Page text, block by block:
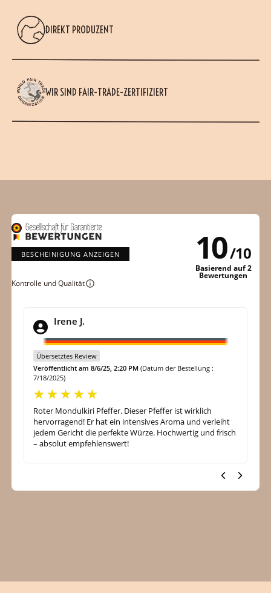
DIREKT PRODUZENT
WIR SIND FAIR-TRADE-ZERTIFIZIERT
BESCHEINIGUNG ANZEIGEN
Kontrolle und Qualität
10/10
Basierend auf 2
Bewertungen
Irene J.
Übersetztes Review
Veröffentlicht am 8/6/25, 2:20 PM (Datum der Bestellung :
7/18/2025)
Roter Mondulkiri Pfeffer. Dieser Pfeffer ist wirklich
hervorragend! Er hat ein intensives Aroma und verleiht
jedem Gericht die perfekte Würze. Hochwertig und frisch
– absolut empfehlenswert!